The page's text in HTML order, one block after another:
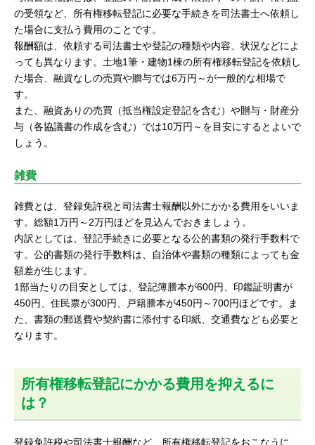
の受領など、所有権移転登記に必要な手続きを司法書士へ依頼し
た場合に支払う費用のことです。
報酬額は、依頼する司法書士や登記の種類や内容、状況などによ
っても異なります。土地1筆・建物1棟の所有権移転登記を依頼し
た場合、融資なしの売買や贈与では6万円～が一般的な相場で
す。
また、融資ありの売買（抵当権設定登記を含む）や贈与・財産分
与（各協議書の作成を含む）では10万円～を目安にするとよいで
しょう。
雑費
雑費とは、登録免許税と司法書士報酬以外にかかる費用をいいま
す。総額1万円～2万円ほどを見込んでおきましょう。
内訳としては、登記手続きに必要となる公的書類の発行手数料で
す。公的書類の発行手数料は、自治体や書類の種類によっても金
額差が生じます。
1部当たりの目安としては、登記簿謄本が600円、印鑑証明書が
450円、住民票が300円、戸籍謄本が450円～700円ほどです。ま
た、書類の郵送費や契約書に添付する印紙、交通費なども必要と
なります。
所有権移転登記にかかる費用を抑えるに
は？
登録免許税や司法書士報酬など、所有権移転登記をおこなうに